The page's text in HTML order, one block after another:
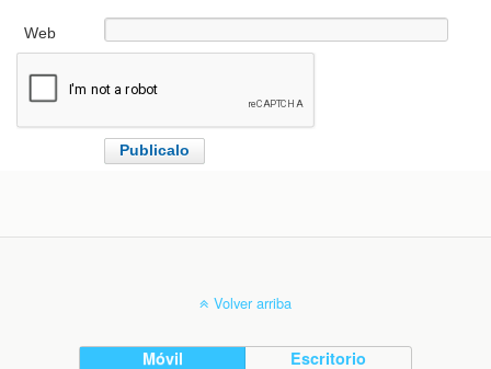
Web
Volver arriba
Móvil Escritorio